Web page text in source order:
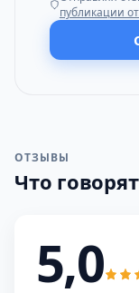
публикации
ОТЗЫВЫ
Что
5,0